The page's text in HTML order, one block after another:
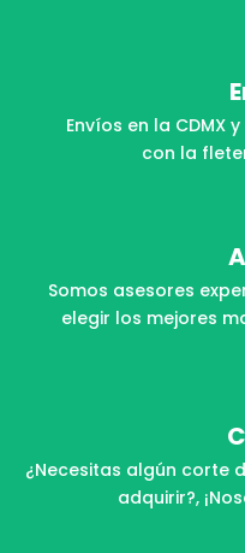
Envíos en la CDMX
con la
Somos asesores
elegir los mejores
¿Necesitas algún corte
adquirir?,